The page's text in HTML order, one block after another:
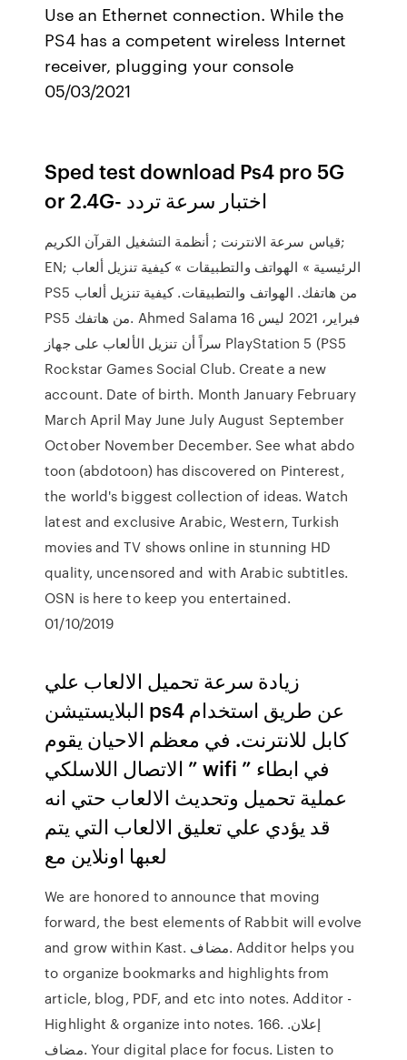
Use an Ethernet connection. While the
PS4 has a competent wireless Internet
receiver, plugging your console
05/03/2021
Sped test download Ps4 pro 5G
or 2.4G- اختبار سرعة تردد
قياس سرعة الانترنت ; أنظمة التشغيل القرآن الكريم;
EN; الرئيسية » الهواتف والتطبيقات » كيفية تنزيل ألعاب
PS5 من هاتفك. الهواتف والتطبيقات. كيفية تنزيل ألعاب
PS5 من هاتفك. Ahmed Salama 16 فبراير، 2021 ليس
سراً أن تنزيل الألعاب على جهاز PlayStation 5 (PS5
Rockstar Games Social Club. Create a new
account. Date of birth. Month January February
March April May June July August September
October November December. See what abdo
toon (abdotoon) has discovered on Pinterest,
the world's biggest collection of ideas. Watch
latest and exclusive Arabic, Western, Turkish
movies and TV shows online in stunning HD
quality, uncensored and with Arabic subtitles.
OSN is here to keep you entertained.
01/10/2019
زيادة سرعة تحميل الالعاب علي
البلايستيشن ps4 عن طريق استخدام
كابل للانترنت. في معظم الاحيان يقوم
الاتصال اللاسلكي ” wifi ” في ابطاء
عملية تحميل وتحديث الالعاب حتي انه
قد يؤدي علي تعليق الالعاب التي يتم
لعبها اونلاين مع
We are honored to announce that moving
forward, the best elements of Rabbit will evolve
and grow within Kast. مضاف. Additor helps you
to organize bookmarks and highlights from
article, blog, PDF, and etc into notes. Additor -
Highlight & organize into notes. 166. إعلان.
مضاف. Your digital place for focus. Listen to